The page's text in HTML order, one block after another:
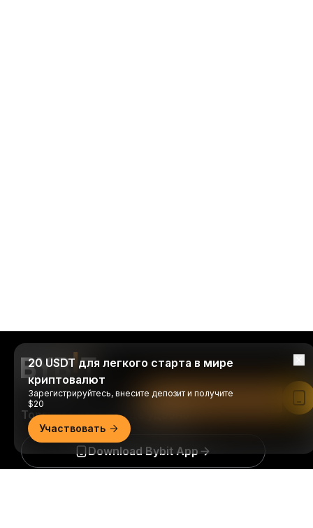
Торгуйте когда и где удобно
Download Bybit App
20 USDT для легкого старта в мире
криптовалют
Зарегистрируйтесь, внесите депозит и получите
$20
Участвовать
Читать в приложении Bybit